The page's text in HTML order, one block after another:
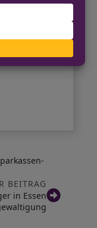
Risiken in
BEITRAG
in Essen